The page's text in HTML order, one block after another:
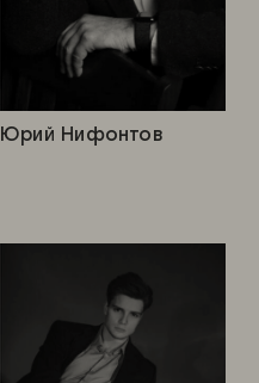
Юрий Нифонтов